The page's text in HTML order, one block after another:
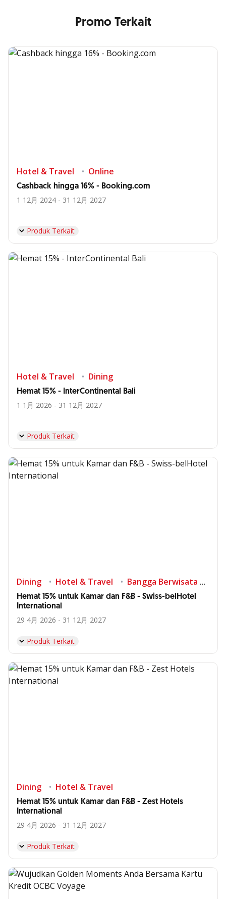
Promo Terkait
Hotel & Travel Online
Cashback hingga 16% - Booking.com
1 12月 2024 - 31 12月 2027
Produk Terkait
Hotel & Travel Dining
Hemat 15% - InterContinental Bali
1 1月 2026 - 31 12月 2027
Produk Terkait
Dining Hotel & Travel Bangga Berwisata di Indonesia
Hemat 15% untuk Kamar dan F&B - Swiss-belHotel
International
29 4月 2026 - 31 12月 2027
Produk Terkait
Dining Hotel & Travel
Hemat 15% untuk Kamar dan F&B - Zest Hotels
International
29 4月 2026 - 31 12月 2027
Produk Terkait